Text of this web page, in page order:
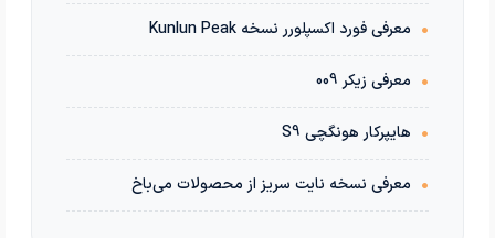
• معرفی فورد اکسپلورر نسخه Kunlun Peak
• معرفی زیکر 009
• هایپرکار هونگچی S9
• معرفی نسخه نایت سریز از محصولات می‌باخ